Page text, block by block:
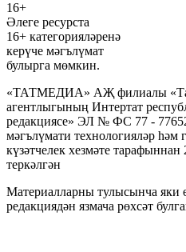
16+
Әлеге ресурста
16+ категорияләренә
керүче мәгълүмат
булырга мөмкин.
«ТАТМЕДИА» АҖ филиалы
агентлыгының Интертат
редакциясе» ЭЛ № ФС 77 -
мәгълүмати технологияләр
күзәтчелек хезмәте
теркәлгән
Материалларны тулысынча яки
редакциядән язмача рөхсәт